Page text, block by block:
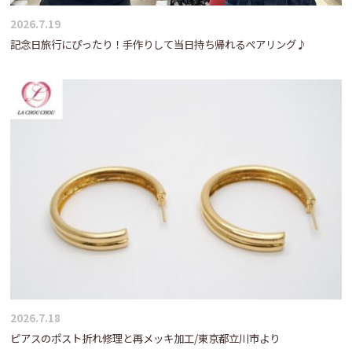
2026.7.19
記念日旅行にぴったり！手作りして当日持ち帰れるペアリング♪
2026.7.18
ピアスのポスト折れ修理と再メッキ加工/東京都立川市より